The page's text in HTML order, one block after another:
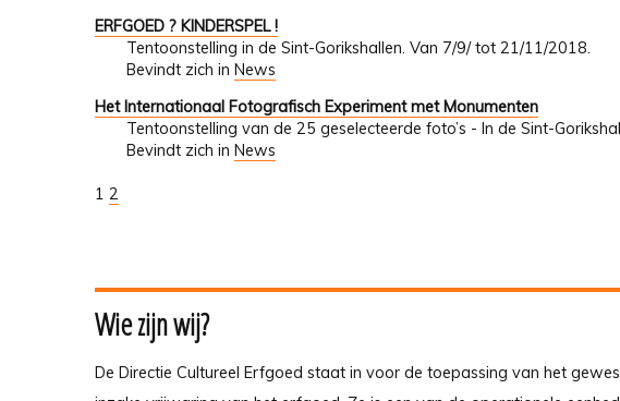
ERFGOED ? KINDERSPEL !
Tentoonstelling in de Sint-Gorikshallen. Van 7/9/ tot 21/11/2018.
Bevindt zich in News
Het Internationaal Fotografisch Experiment met Monumenten
Tentoonstelling van de 25 geselecteerde foto’s - In de Sint-
Bevindt zich in News
1 2
Wie zijn wij?
De Directie Cultureel Erfgoed staat in voor de toepassing van het